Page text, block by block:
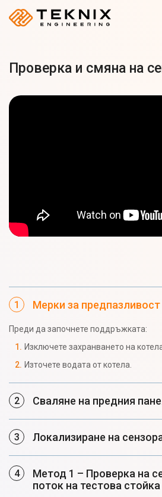
Проверка и смяна на
Мерки за предпазливост
Преди да започнете поддръжката:
Изключете захранването на
Източете водата от котела.
Сваляне на предния
Локализиране на
Метод 1 – Проверка на
поток на тестова стойка